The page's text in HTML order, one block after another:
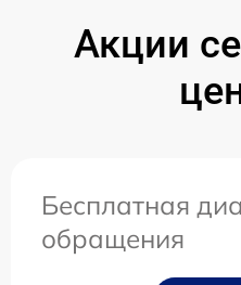
Акции
Бесплатная
обращения